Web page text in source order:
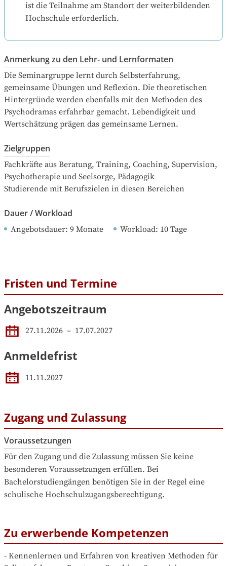
ist die Teilnahme am Standort der weiterbildenden
Hochschule erforderlich.
Anmerkung zu den Lehr- und Lernformaten
Die Seminargruppe lernt durch Selbsterfahrung,
gemeinsame Übungen und Reflexion. Die theoretischen
Hintergründe werden ebenfalls mit den Methoden des
Psychodramas erfahrbar gemacht. Lebendigkeit und
Wertschätzung prägen das gemeinsame Lernen.
Zielgruppen
Fachkräfte aus Beratung, Training, Coaching, Supervision,
Psychotherapie und Seelsorge, Pädagogik
Studierende mit Berufszielen in diesen Bereichen
Dauer / Workload
Angebotsdauer: 9 Monate Workload: 10 Tage
Fristen und Termine
Angebotszeitraum
27.11.2026 – 17.07.2027
Anmeldefrist
11.11.2027
Zugang und Zulassung
Voraussetzungen
Für den Zugang und die Zulassung müssen Sie keine
besonderen Voraussetzungen erfüllen. Bei
Bachelorstudiengängen benötigen Sie in der Regel eine
schulische Hochschulzugangsberechtigung.
Zu erwerbende Kompetenzen
- Kennenlernen und Erfahren von kreativen Methoden für